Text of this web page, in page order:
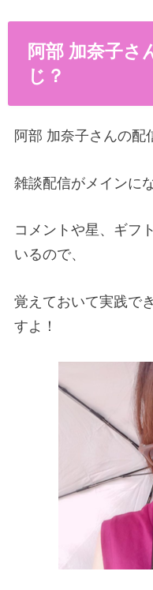
阿部 加奈子さ
じ？
阿部 加奈子さんの配
雑談配信がメインに
コメントや星、ギフ
いるので、
覚えておいて実践で
すよ！